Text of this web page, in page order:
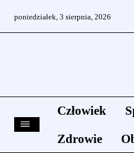
poniedziałek, 3 sierpnia, 2026
Człowiek
Zdrowie